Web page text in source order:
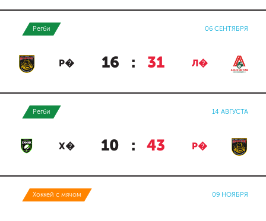
Регби 06 СЕНТЯБРЯ
Р� 16 : 31 Л�
Регби 14 АВГУСТА
Х� 10 : 43 Р�
Хоккей с мячом 09 НОЯБРЯ